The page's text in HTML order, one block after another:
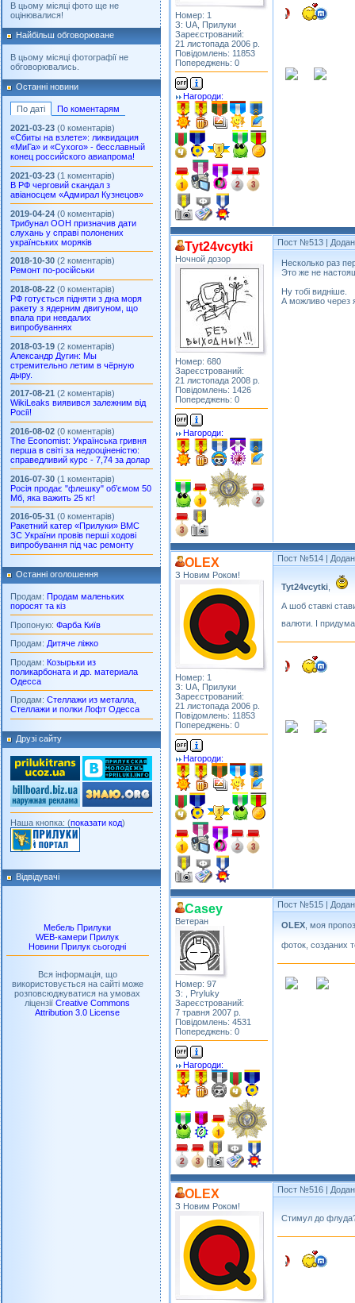
В цьому місяці фото ще не
оцінювалися!
Найбільш обговорюване
В цьому місяці фотографії не
обговорювались.
Останні новини
По даті
По коментарям
2021-03-23 (0 коментарів)
«Сбиты на взлете»: ликвидация
«МиГа» и «Сухого» - бесславный
конец российского авиапрома!
2021-03-23 (1 коментарів)
В РФ черговий скандал з
авіаносцем «Адмирал Кузнецов»
2019-04-24 (0 коментарів)
Трибунал ООН призначив дати
слухань у справі полонених
українських моряків
2018-10-30 (2 коментарів)
Ремонт по-російськи
2018-08-22 (0 коментарів)
РФ готується підняти з дна моря
ракету з ядерним двигуном, що
впала при невдалих
випробуваннях
2018-03-19 (2 коментарів)
Александр Дугин: Мы
стремительно летим в чёрную
дыру.
2017-08-21 (2 коментарів)
WikiLeaks виявився залежним від
Росії!
2016-08-02 (0 коментарів)
The Economist: Українська гривня
перша в світі за недооціненістю:
справедливий курс - 7,74 за долар
2016-07-30 (1 коментарів)
Росія продає "флешку" об’ємом 50
Мб, яка важить 25 кг!
2016-05-31 (0 коментарів)
Ракетний катер «Прилуки» ВМС
ЗС України провів перші ходові
випробування під час ремонту
Останні оголошення
Продам: Продам маленьких
поросят та кіз
Пропоную: Фарба Київ
Продам: Дитяче ліжко
Продам: Козырьки из
поликарбоната и др. материала
Одесса
Продам: Стеллажи из металла,
Стеллажи и полки Лофт Одесса
Друзі сайту
Наша кнопка: (показати код)
Відвідувачі
Мебель Прилуки
WEB-камери Прилук
Новини Прилук сьогодні
Вся інформація, що
використовується на сайті може
розповсюджуватися на умовах
ліцензіїCreative Commons
Attribution 3.0 License
Номер: 1
З: UA, Прилуки
Зареєстрований:
21 листопада 2006 р.
Повідомлень: 11853
Попереджень: 0
Нагороди:
Tyt24vcytki
Ночной дозор
Номер: 680
Зареєстрований:
21 листопада 2008 р.
Повідомлень: 1426
Попереджень: 0
Нагороди:
Пост №513 |
Несколько раз
Это же не
Ну тобі видніше.
А можливо через
OLEX
З Новим Роком!
Номер: 1
З: UA, Прилуки
Зареєстрований:
21 листопада 2006 р.
Повідомлень: 11853
Попереджень: 0
Нагороди:
Пост №514 |
Tyt24vcytki
А шоб ставкі
валюти. І
Casey
Ветеран
Номер: 97
З: , Pryluky
Зареєстрований:
7 травня 2007 р.
Повідомлень: 4531
Попереджень: 0
Нагороди:
Пост №515 |
OLEX , моя
фоток, созданих
OLEX
З Новим Роком!
Пост №516 |
Стимул до